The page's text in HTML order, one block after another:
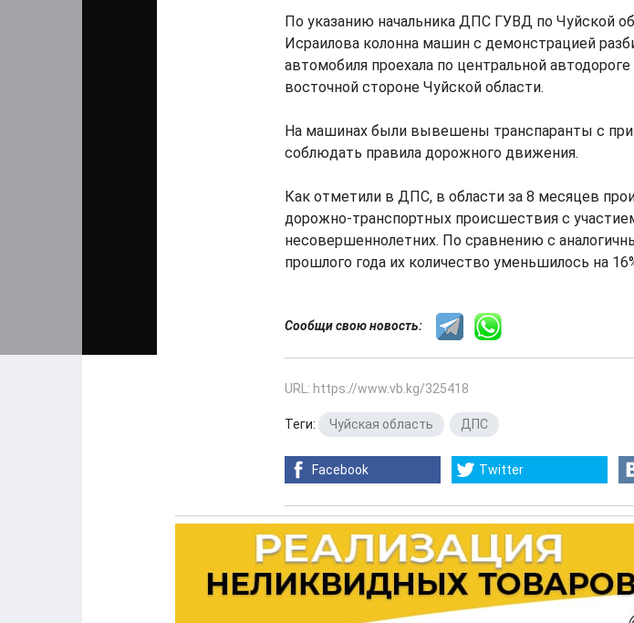
По указанию начальника ДПС ГУВД по Чуйской
Исраилова колонна машин с демонстрацией
автомобиля проехала по центральной
восточной стороне Чуйской области.
На машинах были вывешены транспаранты с
соблюдать правила дорожного движения.
Как отметили в ДПС, в области за 8 месяцев
дорожно-транспортных происшествия с
несовершеннолетних. По сравнению с
прошлого года их количество уменьшилось на
Сообщи свою новость:
URL: https://www.vb.kg/325418
Теги: Чуйская область ДПС
Facebook Twitter